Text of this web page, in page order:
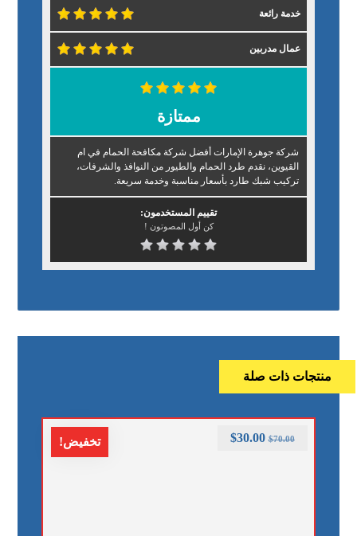
خدمة رائعة
عمال مدربين
ممتازة
شركة جوهرة الإمارات أفضل شركة مكافحة الحمام في ام
القيوين، نقدم طرد الحمام والطيور من النوافذ والشرفات،
تركيب شبك طارد بأسعار مناسبة وخدمة سريعة.
تقييم المستخدمون:
كن أول المصوتون !
منتجات ذات صلة
تخفيض! $70.00
$30.00